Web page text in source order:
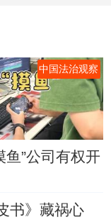
中国法治观察
鱼”公司有权开
书》藏祸心